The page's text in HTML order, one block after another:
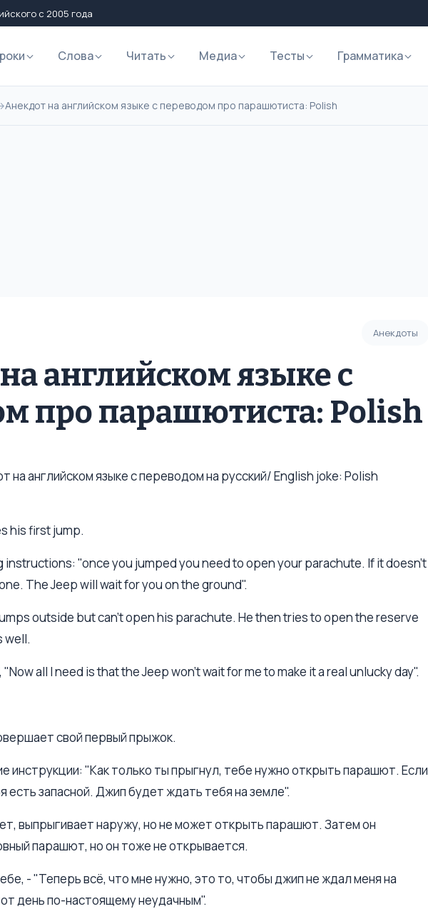
с 2005 года
Слова Читать Медиа Тесты Грамматика
Анекдот на английском языке с переводом про парашютиста: Polish
Анекдоты
английском языке с
про парашютиста: Polish
на английском языке с переводом на русский/ English joke: Polish
his first jump.
instructions: "once you jumped you need to open your parachute. If it doesn't
The Jeep will wait for you on the ground".
outside but can't open his parachute. He then tries to open the reserve
well.
all I need is that the Jeep won't wait for me to make it a real unlucky day".
свой первый прыжок.
инструкции: "Как только ты прыгнул, тебе нужно открыть парашют. Если
есть запасной. Джип будет ждать тебя на земле".
выпрыгивает наружу, но не может открыть парашют. Затем он
парашют, но он тоже не открывается.
- "Теперь всё, что мне нужно, это то, чтобы джип не ждал меня на
день по-настоящему неудачным".